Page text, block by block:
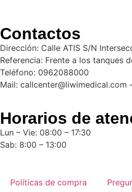
Contactos
Dirección: Calle ATIS S/N
Referencia: Frente a los tanques
Teléfono: 0962088000
Mail: callcenter@liwimedical.com
Horarios de
Lun – Vie: 08:00 – 17:30
Sab: 8:00 – 13:00
Políticas de compra